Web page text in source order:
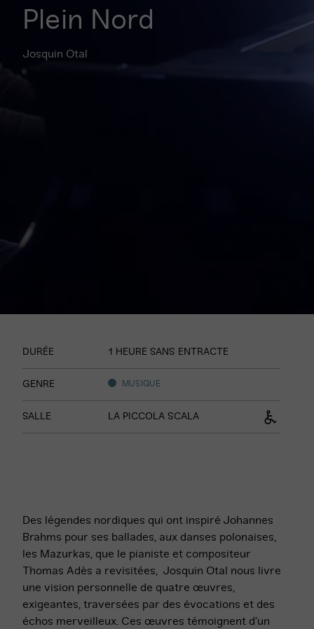
Plein Nord
Josquin Otal
Informations
le
DURÉE 1 HEURE SANS ENTRACTE
GENRE MUSIQUE
SALLE LA PICCOLA SCALA
Des légendes nordiques qui ont inspiré Johannes
Brahms pour ses ballades, aux danses polonaises,
les Mazurkas, que le pianiste et compositeur
Thomas Adès a revisitées, Josquin Otal nous livre
une vision personnelle de quatre œuvres,
exigeantes, traversées par des évocations et des
échos merveilleux. Ces œuvres témoignent d’un